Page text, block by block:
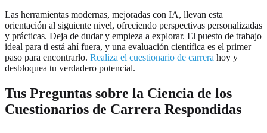
Las herramientas modernas, mejoradas con IA, llevan esta
orientación al siguiente nivel, ofreciendo perspectivas personalizadas
y prácticas. Deja de dudar y empieza a explorar. El puesto de trabajo
ideal para ti está ahí fuera, y una evaluación científica es el primer
paso para encontrarlo. Realiza el cuestionario de carrera hoy y
desbloquea tu verdadero potencial.
Tus Preguntas sobre la Ciencia de los
Cuestionarios de Carrera Respondidas